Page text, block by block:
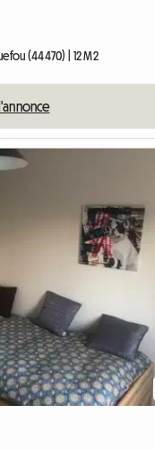
(44470) | 12 M2